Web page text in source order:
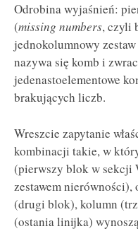
Odrobina wyjaśnień:
(missing numbers, czyli
jednokolumnowy
nazywa się komb i
jedenastoelementowe
brakujących liczb.
Wreszcie zapytanie
kombinacji takie, w
(pierwszy blok w sekcji
zestawem
(drugi blok), kolumn
(ostania linijka)